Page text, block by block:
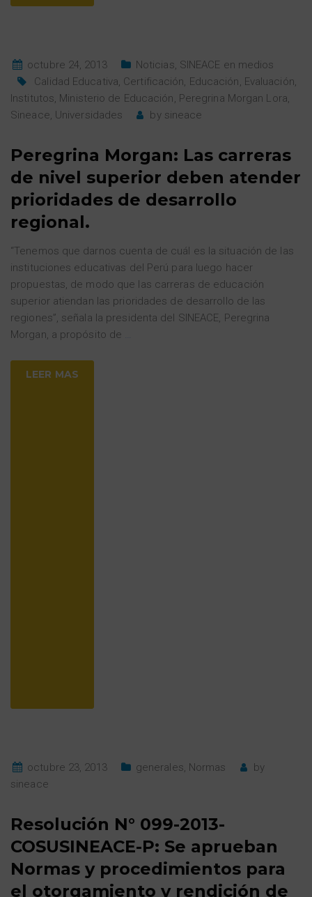
octubre 24, 2013 Noticias, SINEACE en medios
Calidad Educativa, Certificación, Educación, Evaluación,
Institutos, Ministerio de Educación, Peregrina Morgan Lora,
Sineace, Universidades by sineace
Peregrina Morgan: Las carreras
de nivel superior deben atender
prioridades de desarrollo
regional.
“Tenemos que darnos cuenta de cuál es la situación de las
instituciones educativas del Perú para luego hacer
propuestas, de modo que las carreras de educación
superior atiendan las prioridades de desarrollo de las
regiones”, señala la presidenta del SINEACE, Peregrina
Morgan, a propósito de
LEER MAS
octubre 23, 2013 generales, Normas
by
sineace
Resolución N° 099-2013-
COSUSINEACE-P: Se aprueban
Normas y procedimientos para
el otorgamiento y rendición de